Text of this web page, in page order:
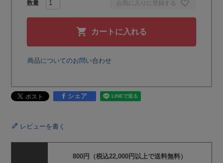
お気に入りに登録する
カートに入れる
商品についてのお問い合わせ
シェア
レビューを書く
800円（税込22,000円以上で送料無料）